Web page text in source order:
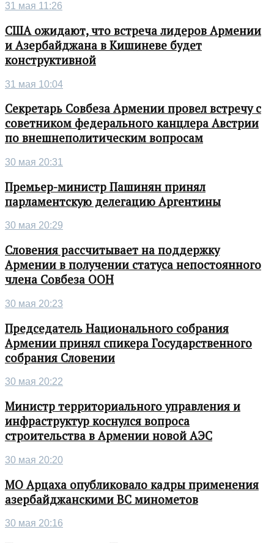
31 мая 11:26
США ожидают, что встреча лидеров Армении
и Азербайджана в Кишиневе будет
конструктивной
31 мая 10:04
Секретарь Совбеза Армении провел встречу с
советником федерального канцлера Австрии
по внешнеполитическим вопросам
30 мая 20:31
Премьер-министр Пашинян принял
парламентскую делегацию Аргентины
30 мая 20:29
Словения рассчитывает на поддержку
Армении в получении статуса непостоянного
члена Совбеза ООН
30 мая 20:23
Председатель Национального собрания
Армении принял спикера Государственного
собрания Словении
30 мая 20:22
Министр территориального управления и
инфраструктур коснулся вопроса
строительства в Армении новой АЭС
30 мая 20:20
МО Арцаха опубликовало кадры применения
азербайджанскими ВС минометов
30 мая 20:16